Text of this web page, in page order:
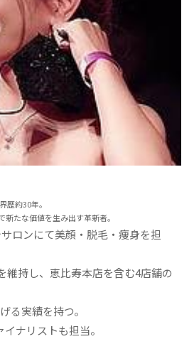
約30年。
たな価値を生み出す革新者。
ロンにて美顔・脱毛・痩身を担
維持し、恵比寿本店を含む4店舗の
る実績を持つ。
ナリストも担当。